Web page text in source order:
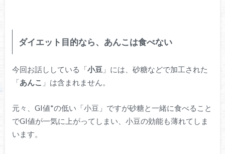
ダイエット目的なら、あんこは食べない
今回お話ししている「小豆 」には、砂糖などで加工された
「あんこ 」は含まれません。
元々、GI値*の低い「小豆」ですが砂糖と一緒に食べること
でGI値が一気に上がってしまい、小豆の効能も薄れてしま
います。